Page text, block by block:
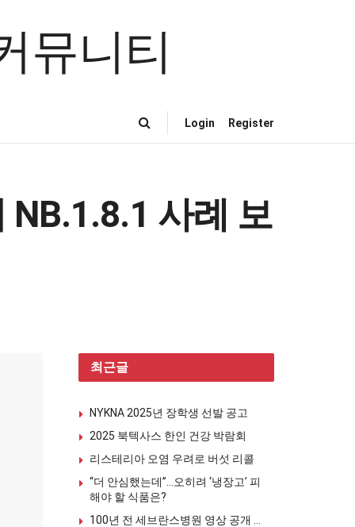
Login Register
사례 보
최근글
NYKNA 2025년 장학생 선발 공고
2025 북텍사스 한인 건강 박람회
리스테리아 오염 우려로 버섯 리콜
“더 안심했는데”…오히려 ‘냉장고’ 피
해야 할 식품은?
100년 전 세브란스병원 영상 공개 …